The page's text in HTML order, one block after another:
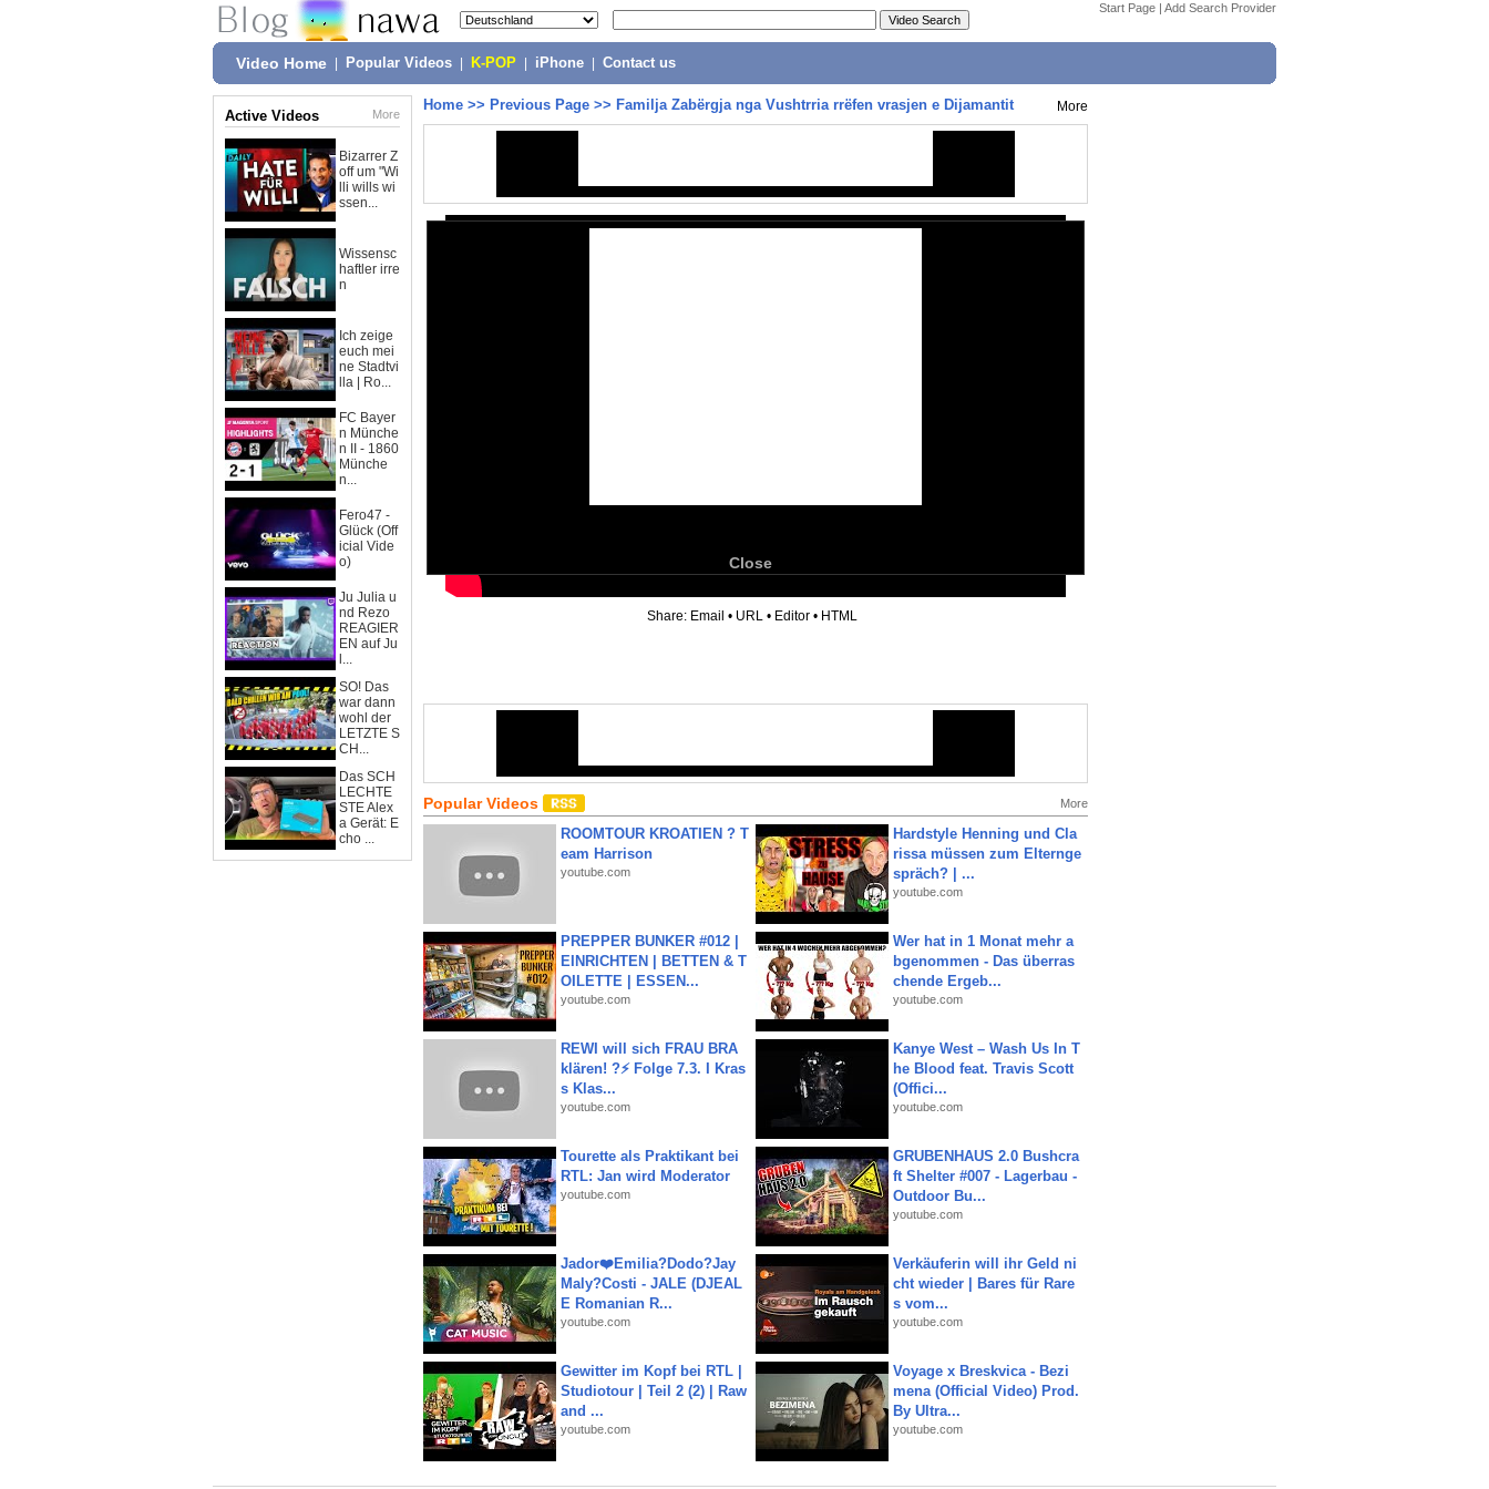
Start Page | Add Search Provider
Video Home Popular Videos K-POP iPhone Contact us
Active Videos More
Bizarrer Z
off um "Wi
lli wills wi
ssen...
Wissensc
haftler irre
n
Ich zeige
euch mei
ne Stadtvi
lla | Ro...
FC Bayer
n Münche
n II - 1860
Münche
n...
Fero47 -
Glück (Off
icial Vide
o)
Ju Julia u
nd Rezo
REAGIER
EN auf Ju
l...
SO! Das
war dann
wohl der
LETZTE S
CH...
Das SCH
LECHTE
STE Alex
a Gerät: E
cho ...
Home >> Previous Page >> Familja Zabërgja nga Vushtrria rrëfen vrasjen e Dijamantit More
Close
Share: Email • URL • Editor • HTML
Popular Videos More
ROOMTOUR KROATIEN ? T
eam Harrison
youtube.com
Hardstyle Henning und Cla
rissa müssen zum Elternge
spräch? | ...
youtube.com
PREPPER BUNKER #012 |
EINRICHTEN | BETTEN & T
OILETTE | ESSEN...
youtube.com
Wer hat in 1 Monat mehr a
bgenommen - Das überras
chende Ergeb...
youtube.com
REWI will sich FRAU BRA
klären! ?⚡️ Folge 7.3. I Kras
s Klas...
youtube.com
Kanye West – Wash Us In T
he Blood feat. Travis Scott
(Offici...
youtube.com
Tourette als Praktikant bei
RTL: Jan wird Moderator
youtube.com
GRUBENHAUS 2.0 Bushcra
ft Shelter #007 - Lagerbau -
Outdoor Bu...
youtube.com
Jador❤️Emilia?Dodo?Jay
Maly?Costi - JALE (DJEAL
E Romanian R...
youtube.com
Verkäuferin will ihr Geld ni
cht wieder | Bares für Rare
s vom...
youtube.com
Gewitter im Kopf bei RTL |
Studiotour | Teil 2 (2) | Raw
and ...
youtube.com
Voyage x Breskvica - Bezi
mena (Official Video) Prod.
By Ultra...
youtube.com